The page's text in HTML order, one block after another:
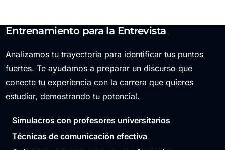
Entrenamiento para la Entrevista
Analizamos tu trayectoria para identificar tus puntos
fuertes. Te ayudamos a preparar un discurso que
conecte tu experiencia con la carrera que quieres
estudiar, demostrando tu potencial.
Simulacros con profesores universitarios
Técnicas de comunicación efectiva